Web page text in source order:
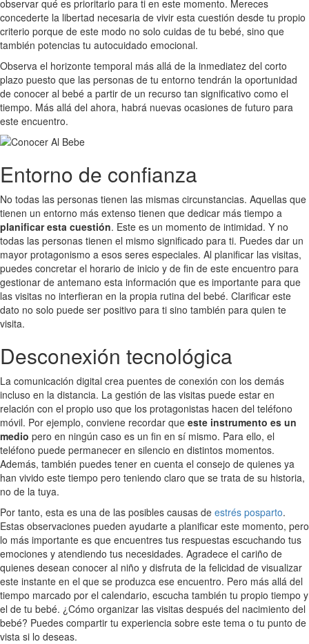
observar qué es prioritario para ti en este momento. Mereces
concederte la libertad necesaria de vivir esta cuestión desde tu propio
criterio porque de este modo no solo cuidas de tu bebé, sino que
también potencias tu autocuidado emocional.
Observa el horizonte temporal más allá de la inmediatez del corto
plazo puesto que las personas de tu entorno tendrán la oportunidad
de conocer al bebé a partir de un recurso tan significativo como el
tiempo. Más allá del ahora, habrá nuevas ocasiones de futuro para
este encuentro.
Entorno de confianza
No todas las personas tienen las mismas circunstancias. Aquellas que
tienen un entorno más extenso tienen que dedicar más tiempo a
planificar esta cuestión. Este es un momento de intimidad. Y no
todas las personas tienen el mismo significado para ti. Puedes dar un
mayor protagonismo a esos seres especiales. Al planificar las visitas,
puedes concretar el horario de inicio y de fin de este encuentro para
gestionar de antemano esta información que es importante para que
las visitas no interfieran en la propia rutina del bebé. Clarificar este
dato no solo puede ser positivo para ti sino también para quien te
visita.
Desconexión tecnológica
La comunicación digital crea puentes de conexión con los demás
incluso en la distancia. La gestión de las visitas puede estar en
relación con el propio uso que los protagonistas hacen del teléfono
móvil. Por ejemplo, conviene recordar que este instrumento es un
medio pero en ningún caso es un fin en sí mismo. Para ello, el
teléfono puede permanecer en silencio en distintos momentos.
Además, también puedes tener en cuenta el consejo de quienes ya
han vivido este tiempo pero teniendo claro que se trata de su historia,
no de la tuya.
Por tanto, esta es una de las posibles causas de estrés posparto.
Estas observaciones pueden ayudarte a planificar este momento, pero
lo más importante es que encuentres tus respuestas escuchando tus
emociones y atendiendo tus necesidades. Agradece el cariño de
quienes desean conocer al niño y disfruta de la felicidad de visualizar
este instante en el que se produzca ese encuentro. Pero más allá del
tiempo marcado por el calendario, escucha también tu propio tiempo y
el de tu bebé. ¿Cómo organizar las visitas después del nacimiento del
bebé? Puedes compartir tu experiencia sobre este tema o tu punto de
vista si lo deseas.